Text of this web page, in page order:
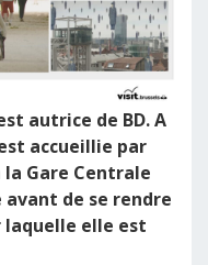
autrice de BD. A
accueillie par
la Gare Centrale
de se rendre
laquelle elle est